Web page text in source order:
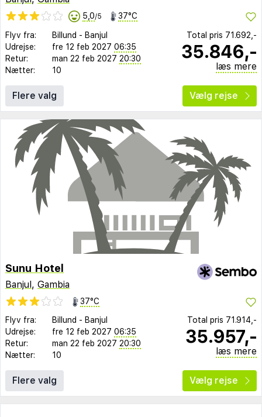
5,0/5 37°C
Flyv fra: Billund - Banjul
Udrejse:
fre 12 feb 2027 06:35
Retur:
man 22 feb 2027 20:30
Nætter:
10
Total pris 71.692,-
35.846,-
læs mere
Flere valg Vælg rejse
Sunu Hotel
Banjul, Gambia
37°C
Flyv fra:
Billund - Banjul
Udrejse:
fre 12 feb 2027 06:35
Retur:
man 22 feb 2027 20:30
Nætter:
10
Total pris 71.914,-
35.957,-
læs mere
Flere valg Vælg rejse